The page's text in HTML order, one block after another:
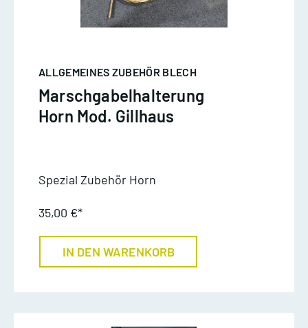
ALLGEMEINES ZUBEHÖR BLECH
Marschgabelhalterung
Horn Mod. Gillhaus
Spezial Zubehör Horn
35,00 €*
IN DEN WARENKORB